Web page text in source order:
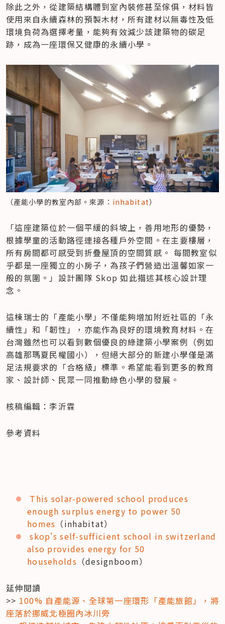
除此之外，從建築結構體到室內裝修甚至傢俱，材料皆
使用來自永續森林的預製木材，所有建材以無毒性及低
環境負荷為選擇考量，能夠有效減少該建築物的碳足
跡，成為一座環保又健康的永續小學。
（產能小學的教室內部。來源： inhabitat）
「這座建築位於一個平緩的斜坡上，善用地形的優勢，
根據學童的活動路徑連接各種戶外空間。在主要樓層，
所有房間都可感受到折疊屋頂的空間質感。 每間教室似
乎都是一座獨立的小房子，為孩子們營造出溫馨如家一
般的氛圍。」設計團隊 Skop 如此描述其核心設計理
念。
這棟瑞士的「產能小學」不僅能夠增加附近社區的「永
續性」和「韌性」，亦能作為良好的環境教育材料。在
台灣雖然也可以看到數個優良的綠建築小學案例（例如
高雄那瑪夏民權國小），但絕大部分的新建小學僅是滿
足法規要求的「合格級」標準。希望能看到更多的教育
家、設計師、民眾一同推動綠色小學的發展。
核稿編輯：李沂霖
參考資料
This solar-powered school produces
enough surplus energy to power 50
homes （inhabitat）
skop's self-sufficient school in switzerland
also provides energy for 50
households （designboom）
延伸閱讀
>> 100% 自產能源、全球第一座環形「產能旅館」，將
座落於挪威北極圈內冰川旁